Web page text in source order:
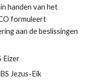
handen van het
formuleert
aan de beslissingen
Eizer
Jezus-Eik